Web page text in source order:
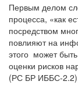
Первым делом
процесса, «как
посредством
повлияют на
этого может
оценки рисков
(РС БР ИББС-